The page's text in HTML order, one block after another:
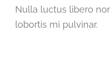
Nulla luctus libero
lobortis mi pulvinar.